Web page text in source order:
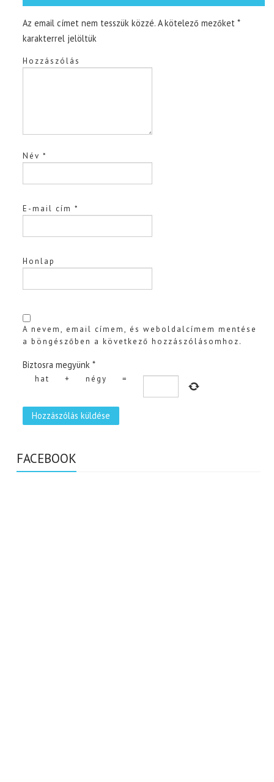
Az email címet nem tesszük közzé. A kötelező mezőket*
karakterrel jelöltük
Hozzászólás
Név*
E-mail cím*
Honlap
A nevem, email címem, és weboldalcímem mentése
a böngészőben a következő hozzászólásomhoz.
Biztosra megyünk *
hat + négy =
FACEBOOK